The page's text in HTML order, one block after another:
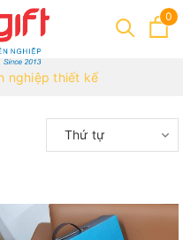
0
nghiệp thiết kế
Thứ tự